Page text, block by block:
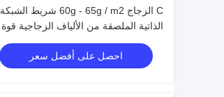
C الزجاج 60g - 65g / m2 شريط الشبكة
الذاتية الملصقة من الألياف الزجاجية قوة
المقاومة للقلي عينة حرة
احصل على أفضل سعر